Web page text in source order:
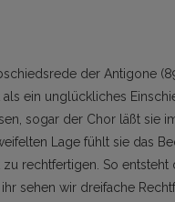
der Antigone
ein unglückliches
sogar der Chor läßt sie
Lage fühlt sie das
rechtfertigen. So
sehen wir dreifache